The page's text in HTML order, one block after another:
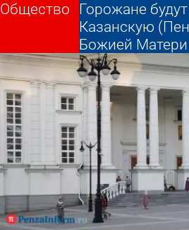
Горожане
Казанскую
Божией Матери
Общество Горожане
Казанскую
Божией Матери
Общество
Другие
теме
Погода и
валют в